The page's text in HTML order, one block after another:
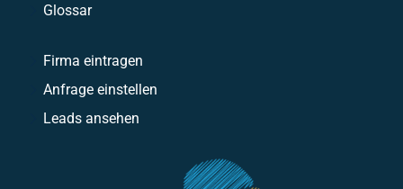
Glossar
Firma eintragen
Anfrage einstellen
Leads ansehen